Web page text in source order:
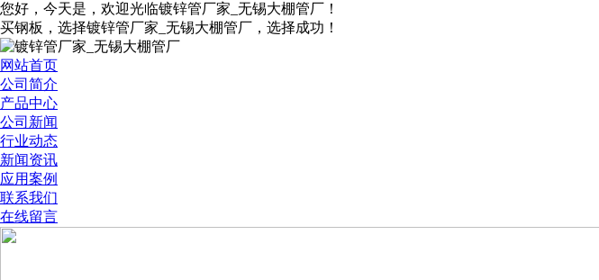
您好，今天是 ，欢迎光临镀锌管厂家_无锡大棚管厂！
买钢板，选择镀锌管厂家_无锡大棚管厂，选择成功！
网站首页
公司简介
产品中心
公司新闻
行业动态
新闻资讯
应用案例
联系我们
在线留言